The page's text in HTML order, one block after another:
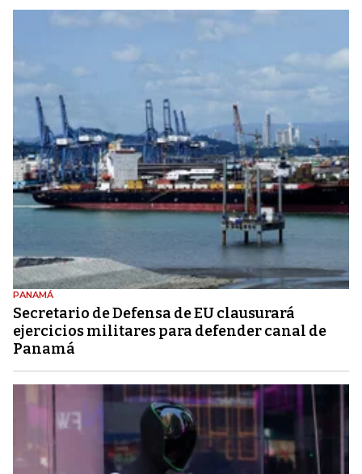
PANAMÁ
Secretario de Defensa de EU clausurará
ejercicios militares para defender canal de
Panamá